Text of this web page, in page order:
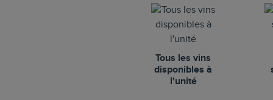
Tous les vins
disponibles à
l'unité